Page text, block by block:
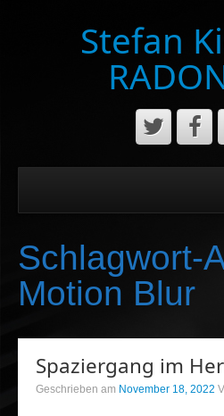
Stefan
Musik&Art
Surreal
Luftaufnahmen
Schlagwort-
Motion Blur
Spaziergang im
Geschrieben am November 18, 2022